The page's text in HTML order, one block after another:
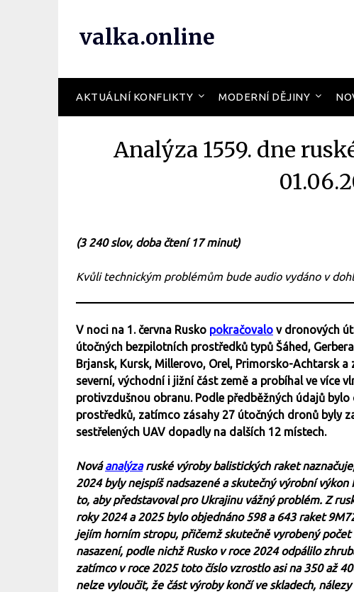
valka.online
AKTUÁLNÍ KONFLIKTY MODERNÍ DĚJINY
Analýza 1559. dne
(3 240 slov, doba čtení 17 minut)
Kvůli technickým problémům bude audio vydáno v
V noci na 1. června Rusko pokračovalo v dronových
útočných bezpilotních prostředků typů Šáhed,
Brjansk, Kursk, Millerovo, Orel, Primorsko-Achtarsk
severní, východní i jižní část země a probíhal ve více
protivzdušnou obranu. Podle předběžných údajů
prostředků, zatímco zásahy 27 útočných dronů byly
sestřelených UAV dopadly na dalších 12 místech.
Nováanalýzaruské výroby balistických raket
2024 byly nejspíš nadsazené a skutečný výrobní
to, aby představoval pro Ukrajinu vážný problém. Z
roky 2024 a 2025 bylo objednáno 598 a 643 raket
jejím horním stropu, přičemž skutečně vyrobený
nasazení, podle nichž Rusko v roce 2024 odpálilo
zatímco v roce 2025 toto číslo vzrostlo asi na 350 až
nelze vyloučit, že část výroby končí ve skladech,